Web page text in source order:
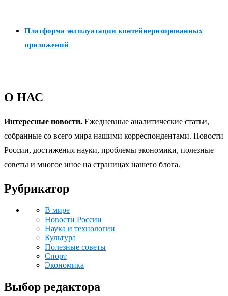
Платформа эксплуатации контейнеризированных
приложений
О НАС
Интересные новости. Ежедневные аналитические статьи,
собранные со всего мира нашими корреспондентами. Новости
России, достижения науки, проблемы экономики, полезные
советы и многое иное на страницах нашего блога.
Рубрикатор
В мире
Новости России
Наука и технологии
Культура
Полезные советы
Спорт
Экономика
Выбор редактора